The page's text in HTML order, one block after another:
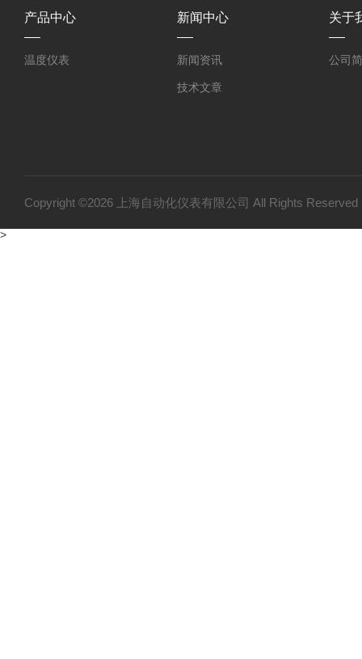
产品中心
温度仪表
新闻中心
新闻资讯
技术文章
关于
公司
Copyright ©2026 上海自动化仪表有限公司 All Rights
>